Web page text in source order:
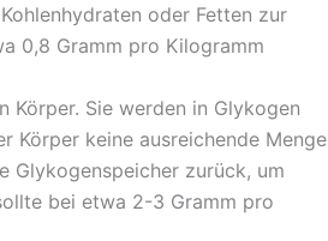
oder Fetten zur
0,8 Gramm pro Kilogramm
Körper. Sie werden in Glykogen
Körper keine ausreichende Menge
Glykogenspeicher zurück, um
bei etwa 2-3 Gramm pro